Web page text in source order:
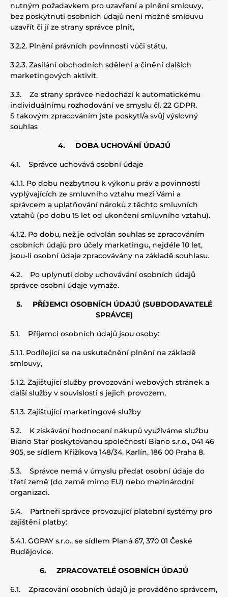
nutným požadavkem pro uzavření a plnění smlouvy,
bez poskytnutí osobních údajů není možné smlouvu
uzavřít či jí ze strany správce plnit,
3.2.2. Plnění právních povinností vůči státu,
3.2.3. Zasíláníobchodních sdělení a činění dalších
marketingových aktivit.
3.3. Ze strany správce nedochází k automatickému
individuálnímu rozhodování ve smyslu čl. 22 GDPR.
S takovým zpracováním jste poskytl/a svůj výslovný
souhlas
4. DOBA UCHOVÁNÍ ÚDAJŮ
4.1. Správce uchovává osobní údaje
4.1.1. Po dobu nezbytnou k výkonu práv a povinností
vyplývajících ze smluvního vztahu mezi Vámi a
správcem a uplatňování nároků z těchto smluvních
vztahů (po dobu 15 let od ukončení smluvního vztahu).
4.1.2. Po dobu, než je odvolán souhlas se zpracováním
osobních údajů pro účely marketingu, nejdéle 10 let,
jsou-li osobní údaje zpracovávány na základě souhlasu.
4.2.
Po uplynutí doby uchovávání osobních údajů
správce osobní údaje vymaže.
5.
PŘÍJEMCI OSOBNÍCH ÚDAJŮ (SUBDODAVATELÉ
SPRÁVCE)
5.1. Příjemci osobních údajů jsou osoby:
5.1.1. Podílejícíse na uskutečnění plnění na základě
smlouvy,
5.1.2. Zajišťující služby provozováníwebových stránek a
další služby v souvislosti s jejich provozem,
5.1.3. Zajišťující marketingové služby
5.2. K získávání hodnocení nákupů využíváme službu
Biano Star poskytovanou společností Biano s.r.o., 041 46
905, se sídlem Křižíkova 148/34, Karlín, 186 00 Praha 8.
5.3. Správce nemá v úmyslu předat osobní údaje do
třetí země (do země mimo EU) nebo mezinárodní
organizaci.
5.4. Partneři správce provozující platební systémy pro
zajištění platby:
5.4.1. GOPAY s.r.o., se sídlem Planá 67, 370 01 České
Budějovice.
6. ZPRACOVATELÉ OSOBNÍCH ÚDAJŮ
6.1. Zpracování osobních údajů je prováděno správcem,